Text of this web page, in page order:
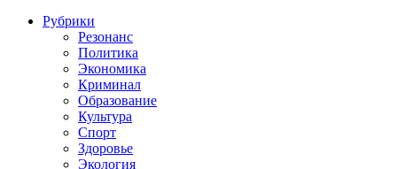
Рубрики
Резонанс
Политика
Экономика
Криминал
Образование
Культура
Спорт
Здоровье
Экология